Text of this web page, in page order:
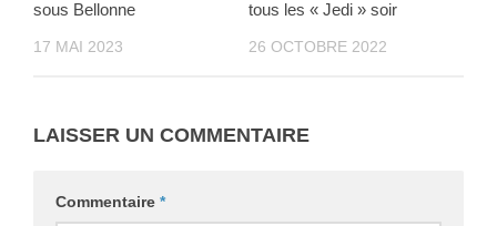
sous Bellonne
17 MAI 2023
tous les « Jedi » soir
26 OCTOBRE 2022
LAISSER UN COMMENTAIRE
Commentaire *